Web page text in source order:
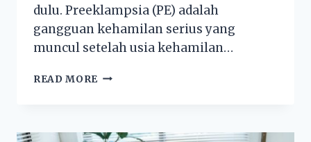
dulu. Preeklampsia (PE) adalah
gangguan kehamilan serius yang
muncul setelah usia kehamilan…
READ MORE